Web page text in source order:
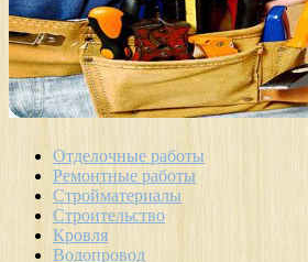
Отделочные работы
Ремонтные работы
Стройматериалы
Строительство
Кровля
Водопровод